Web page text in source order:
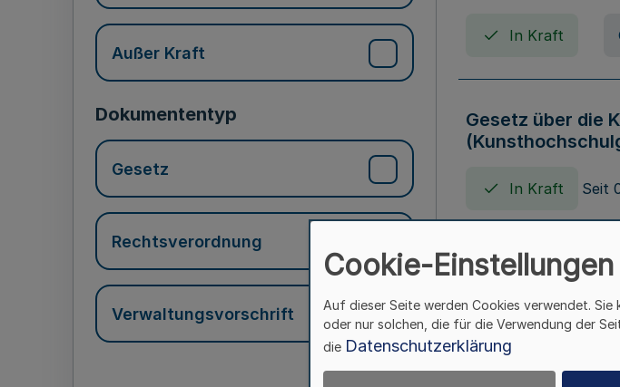
Außer Kraft
Dokumententyp
Gesetz
Rechtsverordnung
Verwaltungsvorschrift
In Kraft
Gesetz über die
In Kraft Seit
Verordnung
Todesfällen
In Kraft
Cookie-Einstellungen
Auf dieser Seite werden Cookies verwendet. Sie
oder nur solchen, die für die Verwendung der
die Datenschutzerklärung